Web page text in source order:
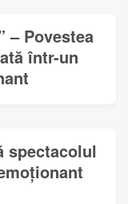
– Povestea
într-un
spectacolul